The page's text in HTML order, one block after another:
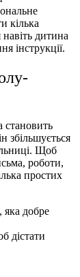
кілька
дитина
інструкції.
становить
збільшується
Щоб
роботи,
простих
яка добре
дістати